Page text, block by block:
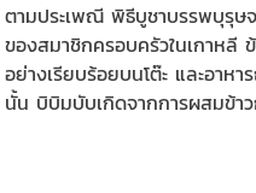
ตามประเพณี พิธีบูชาบรรพบุรุษ
ของสมาชิกครอบครัวในเกาหลี
อย่างเรียบร้อยบนโต๊ะ และอาห
นั้น บิบิมบับเกิดจากการผสมข้า